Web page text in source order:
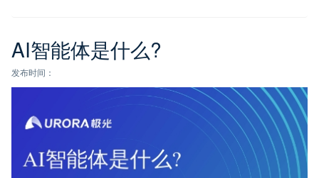
AI智能体是什么?
发布时间：